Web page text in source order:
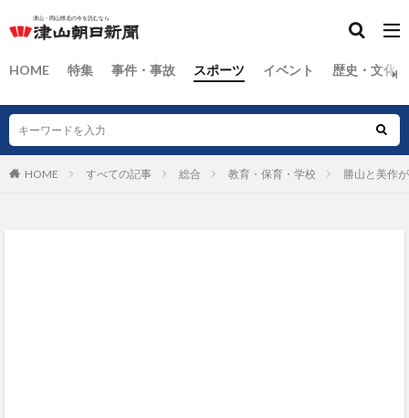
HOME 特集 事件・事故 スポーツ イベント 歴史・文化
HOME すべての記事 総合 教育・保育・学校 勝山と美作